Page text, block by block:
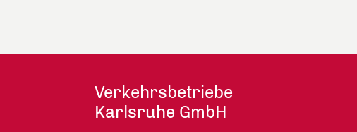
Verkehrsbetriebe
Karlsruhe GmbH